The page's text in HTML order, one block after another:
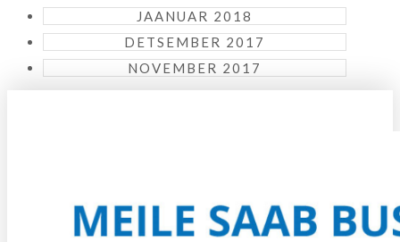
JAANUAR 2018
DETSEMBER 2017
NOVEMBER 2017